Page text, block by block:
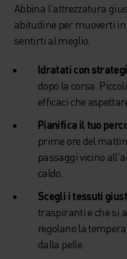
Abbina l'attrezzatura
abitudine per muoverti in
sentirti al meglio.
Idratati con
dopo la corsa.
efficaci che
Pianifica il tuo
prime ore del
passaggi vicino
caldo.
Scegli i tessuti
traspiranti e che si
regolano la
dalla pelle.